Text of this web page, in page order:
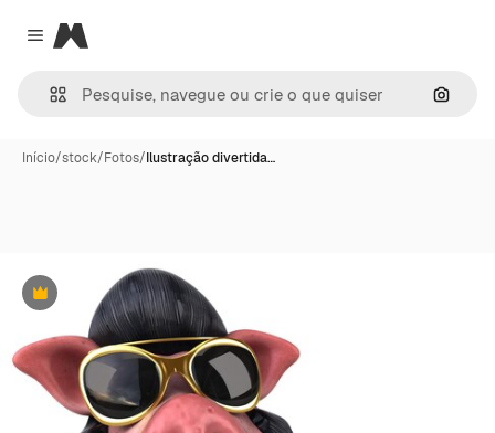
Close menu
Magnific
Início/stock/Fotos/Ilustração divertida…
Premium